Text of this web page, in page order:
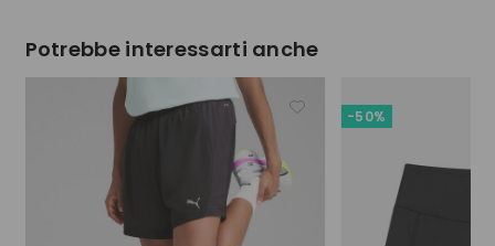
Potrebbe interessarti anche
-50%